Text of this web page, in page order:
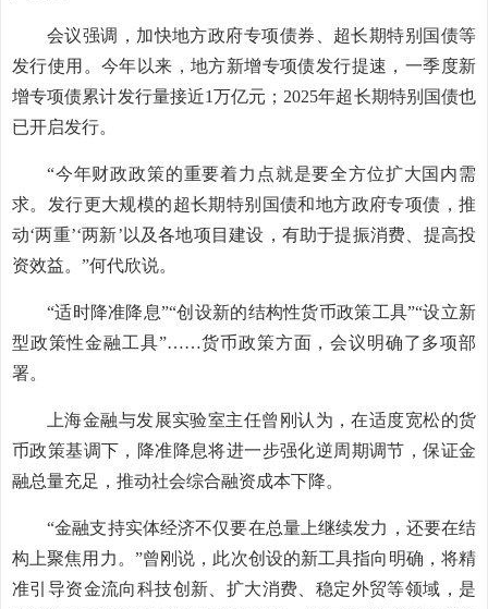
会议强调，加快地方政府专项债券、超长期特别国债等
发行使用。今年以来，地方新增专项债发行提速，一季度新
增专项债累计发行量接近1万亿元；2025年超长期特别国债也
已开启发行。
“今年财政政策的重要着力点就是要全方位扩大国内需
求。发行更大规模的超长期特别国债和地方政府专项债，推
动‘两重’‘两新’以及各地项目建设，有助于提振消费、提高投
资效益。”何代欣说。
“适时降准降息”“创设新的结构性货币政策工具”“设立新
型政策性金融工具”……货币政策方面，会议明确了多项部
署。
上海金融与发展实验室主任曾刚认为，在适度宽松的货
币政策基调下，降准降息将进一步强化逆周期调节，保证金
融总量充足，推动社会综合融资成本下降。
“金融支持实体经济不仅要在总量上继续发力，还要在结
构上聚焦用力。”曾刚说，此次创设的新工具指向明确，将精
准引导资金流向科技创新、扩大消费、稳定外贸等领域，是